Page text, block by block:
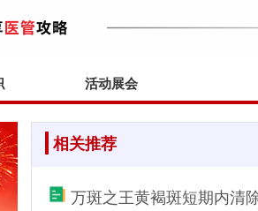
活动展会
相关推荐
万斑之王黄褐斑短期内清